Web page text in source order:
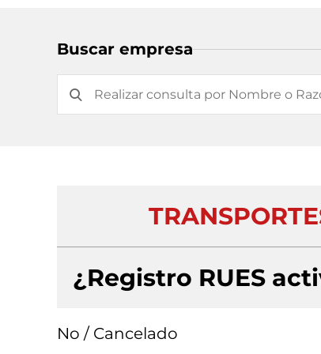
Buscar empresa
¿Registro RUES
No / Cancelado